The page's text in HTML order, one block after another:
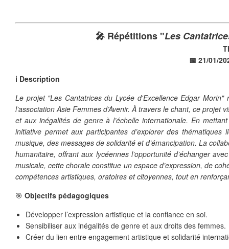
❄
❄
🎤 Répétitions "Les
📅 21/01/
ℹ️ Description
Le projet "Les Cantatrices du Lycée d'Excellence Edgar
l’association Asie Femmes d’Avenir. À travers le chant, ce
et aux inégalités de genre à l’échelle internationale. En
initiative permet aux participantes d’explorer des
musique, des messages de solidarité et d’émancipation. La
humanitaire, offrant aux lycéennes l’opportunité d’échanger
musicale, cette chorale constitue un espace d’expression, de
compétences artistiques, oratoires et citoyennes, tout en
🎯 Objectifs pédagogiques
Développer l’expression artistique et la confiance en soi.
Sensibiliser aux inégalités de genre et aux droits des femmes.
Créer du lien entre engagement artistique et solidarité